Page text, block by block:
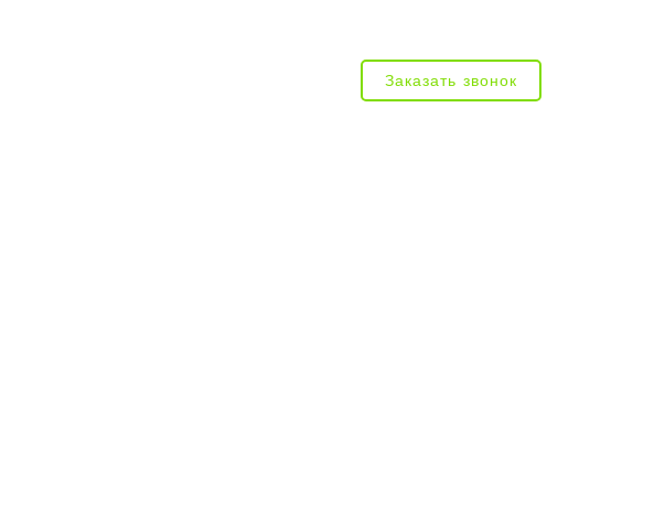
Заказать звонок